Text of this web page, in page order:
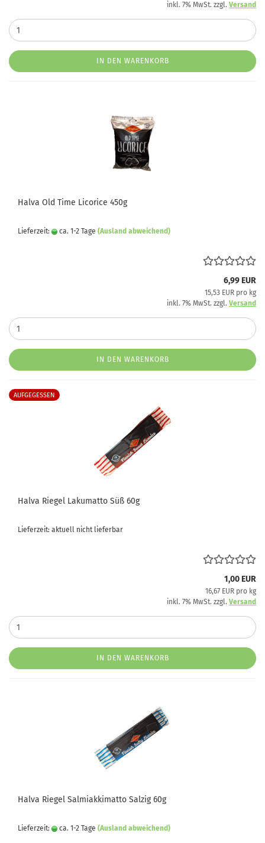
inkl. 7% MwSt. zzgl. Versand
IN DEN WARENKORB
Halva Old Time Licorice 450g
Lieferzeit: ca. 1-2 Tage (Ausland abweichend)
6,99 EUR
15,53 EUR pro kg
inkl. 7% MwSt. zzgl. Versand
IN DEN WARENKORB
AUFGEGESSEN
Halva Riegel Lakumatto Süß 60g
Lieferzeit: aktuell nicht lieferbar
1,00 EUR
16,67 EUR pro kg
inkl. 7% MwSt. zzgl. Versand
IN DEN WARENKORB
Halva Riegel Salmiakkimatto Salzig 60g
Lieferzeit: ca. 1-2 Tage (Ausland abweichend)